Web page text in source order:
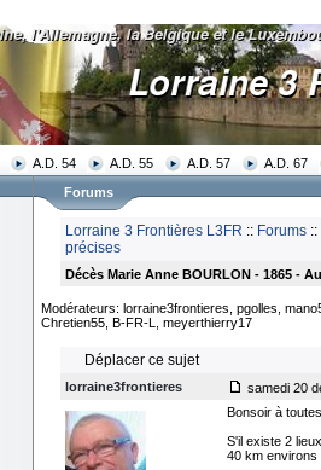
A.D. 54 A.D. 55 A.D. 57 A.D. 67
Forums
Lorraine 3 Frontières L3FR :: Forums
précises
Décès Marie Anne BOURLON - 1865 -
Modérateurs: lorraine3frontieres, pgolles,
Chretien55, B-FR-L, meyerthierry17
Déplacer ce sujet
lorraine3frontieres samedi 20
Bonsoir à
S'il existe 2
40 km environs